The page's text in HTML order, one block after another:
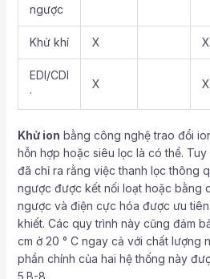
ngược
Khử khí X X
EDI/CDI
·
X X
Khử ion bằng công nghệ trao đổi
hỗn hợp hoặc siêu lọc là có thể.
đã chỉ ra rằng việc thanh lọc thông
ngược được kết nối loạt hoặc bằng
ngược và điện cực hóa được ưu
khiết. Các quy trình này cũng đảm
cm ở 20 ° C ngay cả với chất lượng
phần chính của hai hệ thống này